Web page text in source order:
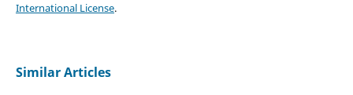
International License.
Similar Articles